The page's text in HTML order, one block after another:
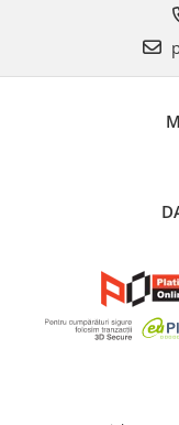
Piese Bergam
Piese Tamrock
Piese Sambron